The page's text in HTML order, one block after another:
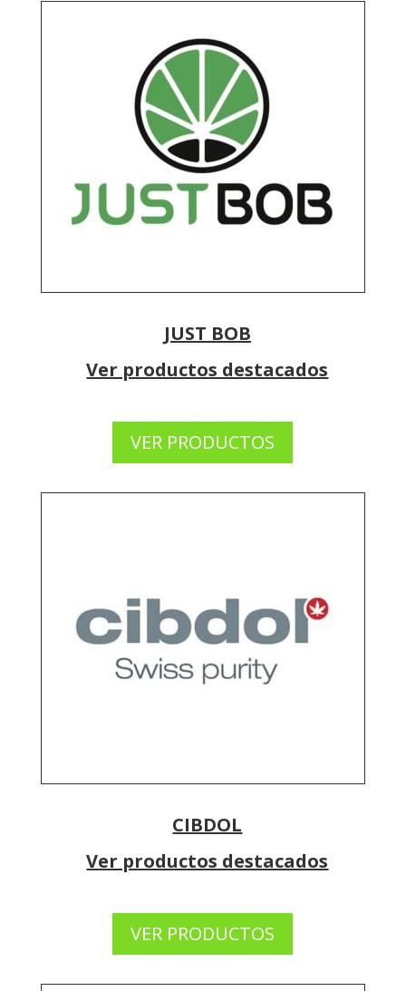
JUST BOB
Ver productos destacados
VER PRODUCTOS
CIBDOL
Ver productos destacados
VER PRODUCTOS